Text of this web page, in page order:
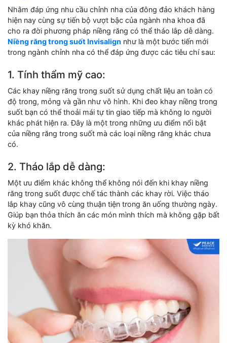
Nhằm đáp ứng nhu cầu chỉnh nha của đông đảo khách hàng
hiện nay cùng sự tiến bộ vượt bậc của ngành nha khoa đã
cho ra đời phương pháp niềng răng có thể tháo lắp dễ dàng.
Niềng răng trong suốt Invisalign như là một bước tiến mới
trong ngành chỉnh nha có thể đáp ứng được các tiêu chí sau:
1. Tính thẩm mỹ cao:
Các khay niềng răng trong suốt sử dụng chất liệu an toàn có
độ trong, mỏng và gần như vô hình. Khi đeo khay niềng trong
suốt bạn có thể thoải mái tự tin giao tiếp mà không lo người
khác phát hiện ra. Đây là một trong những ưu điểm nổi bật
của niềng răng trong suốt mà các loại niềng răng khác chưa
có.
2. Tháo lắp dễ dàng:
Một ưu điểm khác không thể không nói đến khi khay niềng
răng trong suốt được chế tác thành các khay rời. Việc tháo
lắp khay cũng vô cùng thuận tiện trong ăn uống thường ngày.
Giúp bạn thỏa thích ăn các món mình thích mà không gặp bất
kỳ khó khăn.